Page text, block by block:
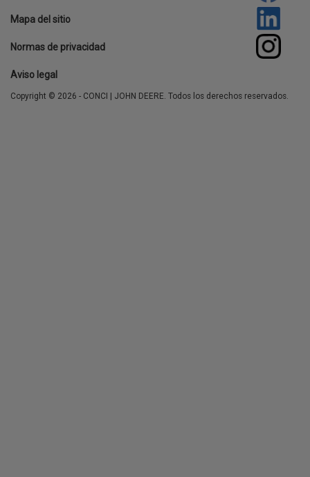
Footer
menu
Mapa del sitio
Normas de privacidad
Aviso legal
Copyright © 2026 - CONCI | JOHN DEERE. Todos los derechos reservados.